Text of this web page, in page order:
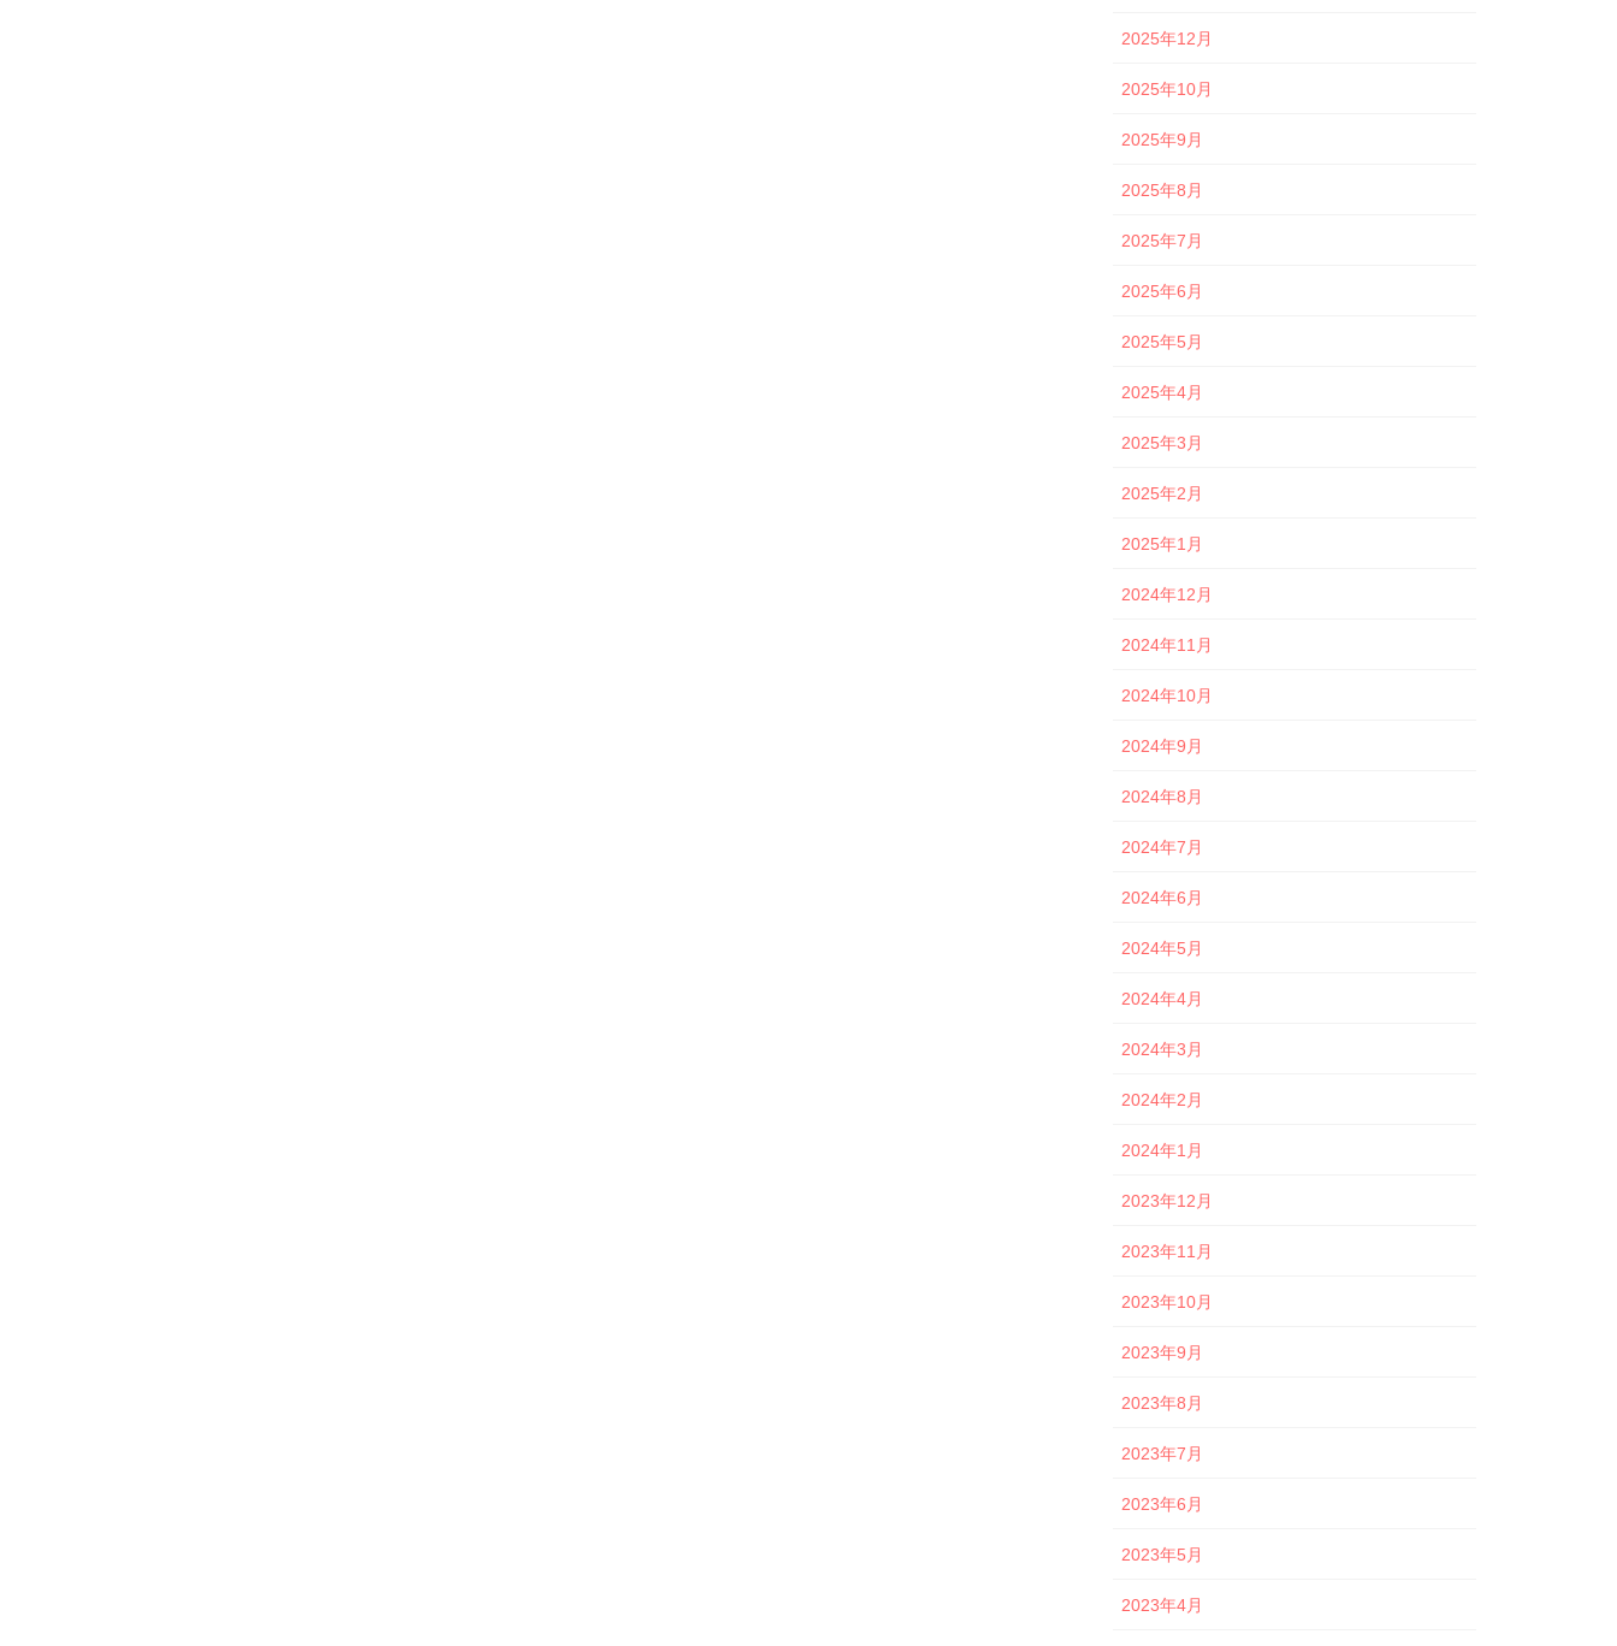
2025年12月
2025年10月
2025年9月
2025年8月
2025年7月
2025年6月
2025年5月
2025年4月
2025年3月
2025年2月
2025年1月
2024年12月
2024年11月
2024年10月
2024年9月
2024年8月
2024年7月
2024年6月
2024年5月
2024年4月
2024年3月
2024年2月
2024年1月
2023年12月
2023年11月
2023年10月
2023年9月
2023年8月
2023年7月
2023年6月
2023年5月
2023年4月